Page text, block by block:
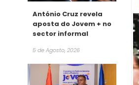
António Cruz revela
aposta do Jovem + no
sector informal
5 de Agosto, 2026